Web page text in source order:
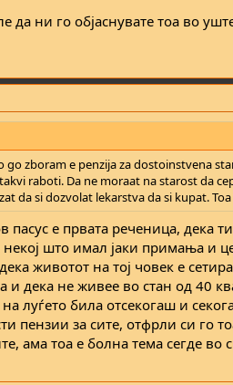
да ни го објаснувате тоа во
go zboram e penzija za dostoinstvena
raboti. Da ne moraat na starost da
da si dozvolat lekarstva da si kupat.
пасус е првата реченица, дека
што имал јаки примања и
животот на тој човек е
и дека не живее во стан од 40
луѓето била отсекогаш и
пензии за сите, отфрли си го
ама тоа е болна тема сегде во